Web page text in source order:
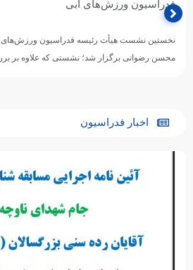
فدراسیون ورزش‌های آبی
نخستین نشست هیأت رئیسه فدراسیون ورزش‌های
محسن رضوانی برگزار شد؛ نشستی که علاوه بر
اخبار فدراسیون